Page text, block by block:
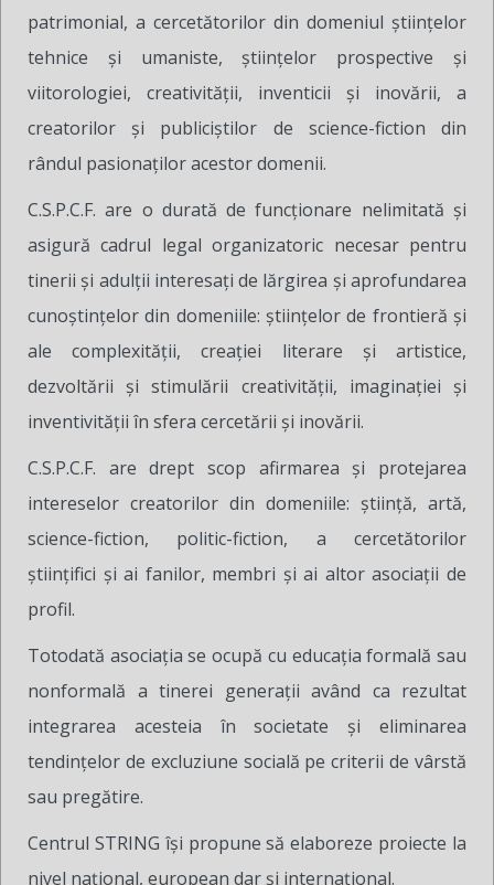
patrimonial, a cercetătorilor din domeniul ştiinţelor
tehnice şi umaniste, ştiinţelor prospective şi
viitorologiei, creativităţii, inventicii şi inovării, a
creatorilor şi publiciştilor de science-fiction din
rândul pasionaţilor acestor domenii.
C.S.P.C.F. are o durată de funcţionare nelimitată şi
asigură cadrul legal organizatoric necesar pentru
tinerii şi adulţii interesaţi de lărgirea şi aprofundarea
cunoştinţelor din domeniile: ştiinţelor de frontieră şi
ale complexităţii, creaţiei literare şi artistice,
dezvoltării şi stimulării creativităţii, imaginaţiei şi
inventivităţii în sfera cercetării şi inovării.
C.S.P.C.F. are drept scop afirmarea şi protejarea
intereselor creatorilor din domeniile: ştiinţă, artă,
science-fiction, politic-fiction, a cercetătorilor
ştiinţifici şi ai fanilor, membri şi ai altor asociaţii de
profil.
Totodată asociaţia se ocupă cu educaţia formală sau
nonformală a tinerei generaţii având ca rezultat
integrarea acesteia în societate şi eliminarea
tendinţelor de excluziune socială pe criterii de vârstă
sau pregătire.
Centrul STRING îşi propune să elaboreze proiecte la
nivel naţional, european dar şi internaţional.